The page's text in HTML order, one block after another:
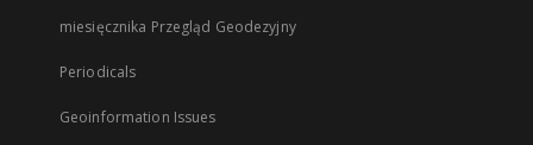
miesięcznika Przegląd Geodezyjny
Periodicals
Geoinformation Issues